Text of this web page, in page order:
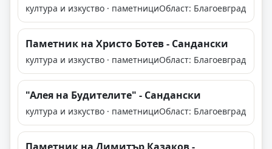
култура и изкуство · паметнициОбласт: Благоевград
Паметник на Христо Ботев - Сандански
култура и изкуство · паметнициОбласт: Благоевград
"Алея на Будителите" - Сандански
култура и изкуство · паметнициОбласт: Благоевград